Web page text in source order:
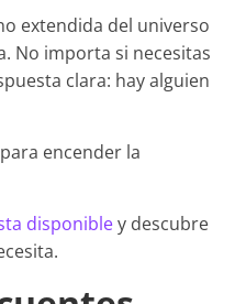
extendida del universo
No importa si necesitas
clara: hay alguien
encender la
disponibley descubre